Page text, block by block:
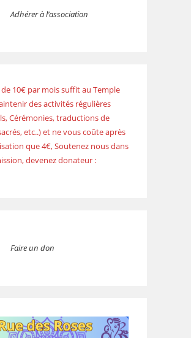
Adhérer à l’association
10€ par mois suffit au Temple
des activités régulières
Cérémonies, traductions de
etc..) et ne vous coûte après
que 4€, Soutenez nous dans
devenez donateur :
Faire un don